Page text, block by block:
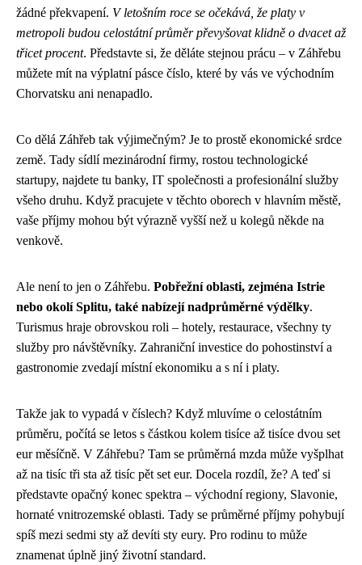
žádné překvapení. V letošním roce se očekává, že platy v
metropoli budou celostátní průměr převyšovat klidně o dvacet až
třicet procent. Představte si, že děláte stejnou prácu – v Záhřebu
můžete mít na výplatní pásce číslo, které by vás ve východním
Chorvatsku ani nenapadlo.
Co dělá Záhřeb tak výjimečným? Je to prostě ekonomické srdce
země. Tady sídlí mezinárodní firmy, rostou technologické
startupy, najdete tu banky, IT společnosti a profesionální služby
všeho druhu. Když pracujete v těchto oborech v hlavním městě,
vaše příjmy mohou být výrazně vyšší než u kolegů někde na
venkově.
Ale není to jen o Záhřebu. Pobřežní oblasti, zejména Istrie
nebo okolí Splitu, také nabízejí nadprůměrné výdělky.
Turismus hraje obrovskou roli – hotely, restaurace, všechny ty
služby pro návštěvníky. Zahraniční investice do pohostinství a
gastronomie zvedají místní ekonomiku a s ní i platy.
Takže jak to vypadá v číslech? Když mluvíme o celostátním
průměru, počítá se letos s částkou kolem tisíce až tisíce dvou set
eur měsíčně. V Záhřebu? Tam se průměrná mzda může vyšplhat
až na tisíc tři sta až tisíc pět set eur. Docela rozdíl, že? A teď si
představte opačný konec spektra – východní regiony, Slavonie,
hornaté vnitrozemské oblasti. Tady se průměrné příjmy pohybují
spíš mezi sedmi sty až devíti sty eury. Pro rodinu to může
znamenat úplně jiný životní standard.